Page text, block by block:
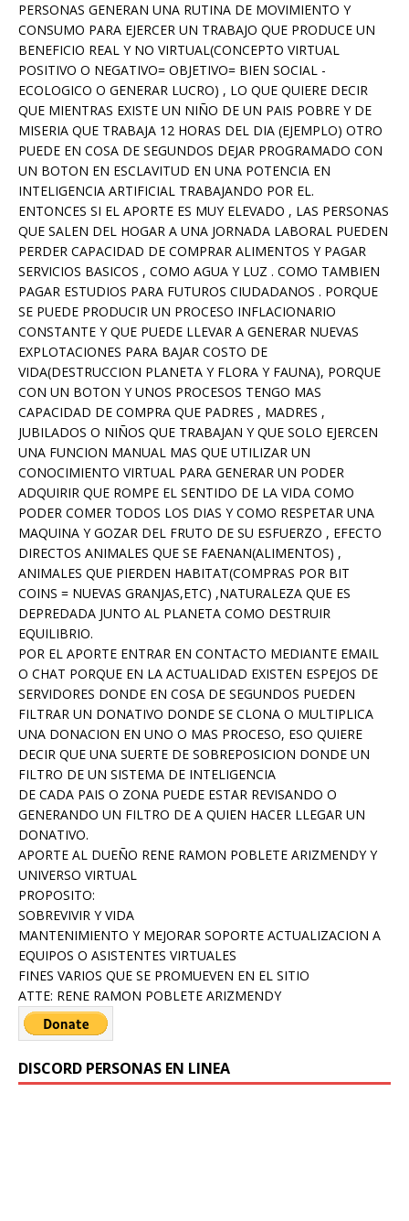
PERSONAS GENERAN UNA RUTINA DE MOVIMIENTO Y
CONSUMO PARA EJERCER UN TRABAJO QUE PRODUCE UN
BENEFICIO REAL Y NO VIRTUAL(CONCEPTO VIRTUAL
POSITIVO O NEGATIVO= OBJETIVO= BIEN SOCIAL -
ECOLOGICO O GENERAR LUCRO) , LO QUE QUIERE DECIR
QUE MIENTRAS EXISTE UN NIÑO DE UN PAIS POBRE Y DE
MISERIA QUE TRABAJA 12 HORAS DEL DIA (EJEMPLO) OTRO
PUEDE EN COSA DE SEGUNDOS DEJAR PROGRAMADO CON
UN BOTON EN ESCLAVITUD EN UNA POTENCIA EN
INTELIGENCIA ARTIFICIAL TRABAJANDO POR EL.
ENTONCES SI EL APORTE ES MUY ELEVADO , LAS PERSONAS
QUE SALEN DEL HOGAR A UNA JORNADA LABORAL PUEDEN
PERDER CAPACIDAD DE COMPRAR ALIMENTOS Y PAGAR
SERVICIOS BASICOS , COMO AGUA Y LUZ . COMO TAMBIEN
PAGAR ESTUDIOS PARA FUTUROS CIUDADANOS . PORQUE
SE PUEDE PRODUCIR UN PROCESO INFLACIONARIO
CONSTANTE Y QUE PUEDE LLEVAR A GENERAR NUEVAS
EXPLOTACIONES PARA BAJAR COSTO DE
VIDA(DESTRUCCION PLANETA Y FLORA Y FAUNA), PORQUE
CON UN BOTON Y UNOS PROCESOS TENGO MAS
CAPACIDAD DE COMPRA QUE PADRES , MADRES ,
JUBILADOS O NIÑOS QUE TRABAJAN Y QUE SOLO EJERCEN
UNA FUNCION MANUAL MAS QUE UTILIZAR UN
CONOCIMIENTO VIRTUAL PARA GENERAR UN PODER
ADQUIRIR QUE ROMPE EL SENTIDO DE LA VIDA COMO
PODER COMER TODOS LOS DIAS Y COMO RESPETAR UNA
MAQUINA Y GOZAR DEL FRUTO DE SU ESFUERZO , EFECTO
DIRECTOS ANIMALES QUE SE FAENAN(ALIMENTOS) ,
ANIMALES QUE PIERDEN HABITAT(COMPRAS POR BIT
COINS = NUEVAS GRANJAS,ETC) ,NATURALEZA QUE ES
DEPREDADA JUNTO AL PLANETA COMO DESTRUIR
EQUILIBRIO.
POR EL APORTE ENTRAR EN CONTACTO MEDIANTE EMAIL
O CHAT PORQUE EN LA ACTUALIDAD EXISTEN ESPEJOS DE
SERVIDORES DONDE EN COSA DE SEGUNDOS PUEDEN
FILTRAR UN DONATIVO DONDE SE CLONA O MULTIPLICA
UNA DONACION EN UNO O MAS PROCESO, ESO QUIERE
DECIR QUE UNA SUERTE DE SOBREPOSICION DONDE UN
FILTRO DE UN SISTEMA DE INTELIGENCIA
DE CADA PAIS O ZONA PUEDE ESTAR REVISANDO O
GENERANDO UN FILTRO DE A QUIEN HACER LLEGAR UN
DONATIVO.
APORTE AL DUEÑO RENE RAMON POBLETE ARIZMENDY Y
UNIVERSO VIRTUAL
PROPOSITO:
SOBREVIVIR Y VIDA
MANTENIMIENTO Y MEJORAR SOPORTE ACTUALIZACION A
EQUIPOS O ASISTENTES VIRTUALES
FINES VARIOS QUE SE PROMUEVEN EN EL SITIO
ATTE: RENE RAMON POBLETE ARIZMENDY
DISCORD PERSONAS EN LINEA